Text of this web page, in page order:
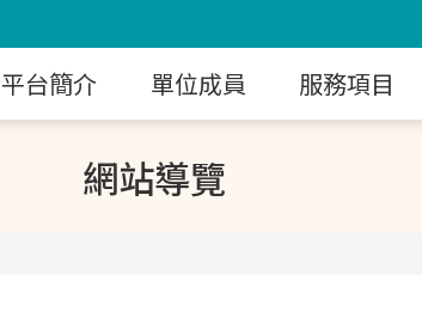
平台簡介 單位成員 服務項目
網站導覽